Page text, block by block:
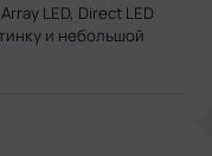
LED, Direct LED
и небольшой